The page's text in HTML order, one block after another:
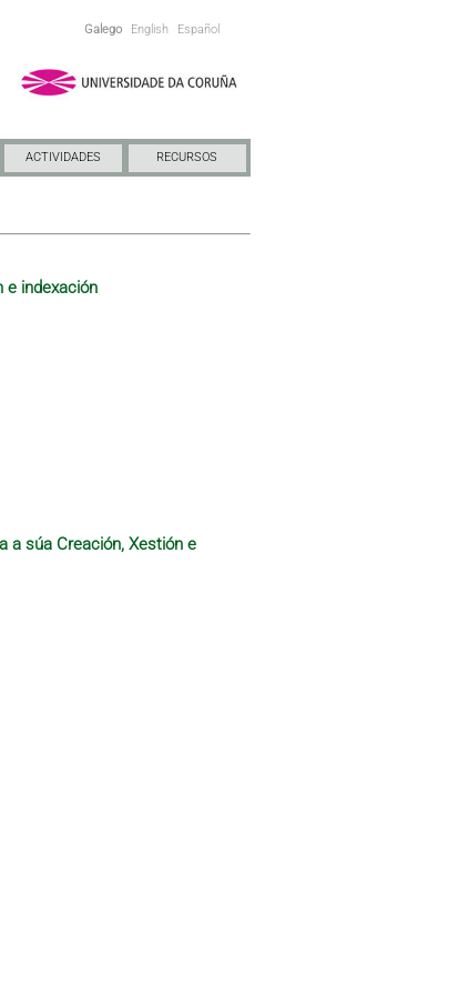
Galego English Español
ACTIVIDADES RECURSOS
e indexación
a súa Creación, Xestión e